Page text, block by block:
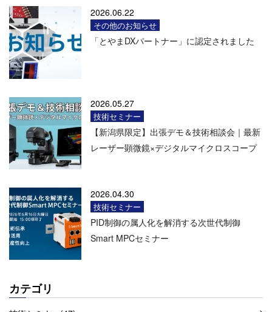
2026.06.22
その他のお知らせ
「とやまDXパートナー」に認定されました
2026.05.27
技術セミナー
【新潟県限定】出張デモ＆技術相談会｜最新
レーザー顕微鏡×デジタルマイクロスコープ
2026.04.30
技術セミナー
PID制御の属人化を解消する次世代制御
Smart MPCセミナー
カテゴリ